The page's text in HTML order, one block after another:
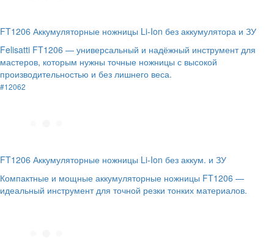
FT1206 Аккумуляторные ножницы Li-Ion без аккумулятора и ЗУ
Felisatti FT1206 — универсальный и надёжный инструмент для
мастеров, которым нужны точные ножницы с высокой
производительностью и без лишнего веса.
#12062
FT1206 Аккумуляторные ножницы Li-Ion без аккум. и ЗУ
Компактные и мощные аккумуляторные ножницы FT1206 —
идеальный инструмент для точной резки тонких материалов.